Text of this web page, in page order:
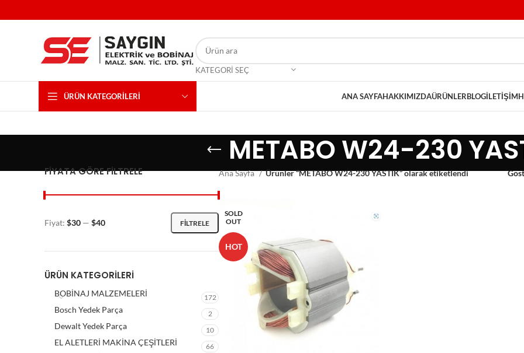
KATEGORI SEÇ
ÜRÜN KATEGORILERI ANA SAYFAHAKKIMIZDAÜRÜNLERBLOGİLETIŞIM
METABO W24-230
FIYATA GÖRE FILTRELE
FILTRELE
Fiyat: $30 — $40
ÜRÜN KATEGORILERI
BOBİNAJ MALZEMELERİ 172
Bosch Yedek Parça 2
Dewalt Yedek Parça 10
EL ALETLERİ MAKİNA ÇEŞİTLERİ 66
Ana Sayfa Ürünler “METABO W24-230 YASTIK” olarak etiketlendi
SOLD
OUT
HOT